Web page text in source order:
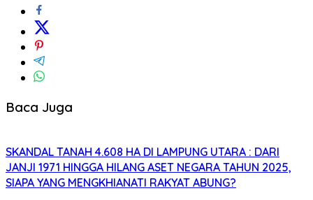
Baca Juga
SKANDAL TANAH 4.608 HA DI LAMPUNG UTARA : DARI
JANJI 1971 HINGGA HILANG ASET NEGARA TAHUN 2025,
SIAPA YANG MENGKHIANATI RAKYAT ABUNG?